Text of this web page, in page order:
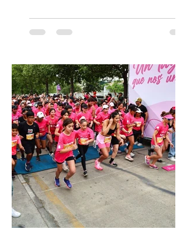
escenario del Teatro CA660 para
protagonizar una velada extraordinaria
Las Cuatro Estaciones de Antonio Vivaldi y
Las Cuatro Estaciones Porteñas de Astor
Piazzolla. Déja